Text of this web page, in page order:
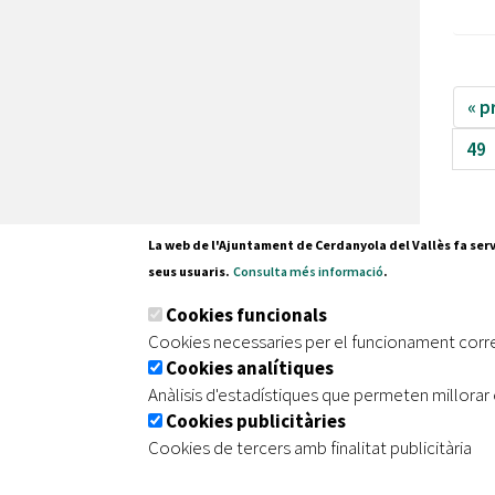
«
49
Tel.
| Avís legal | Protecció de dades
La web de l'Ajuntament de Cerdanyola del Vallès fa
seus usuaris. Consulta més informació.
Cookies funcionals
Cookies necessaries per el funcionament
Cookies analítiques
Anàlisis d'estadístiques que permeten
Cookies publicitàries
Cookies de tercers amb finalitat publicitària